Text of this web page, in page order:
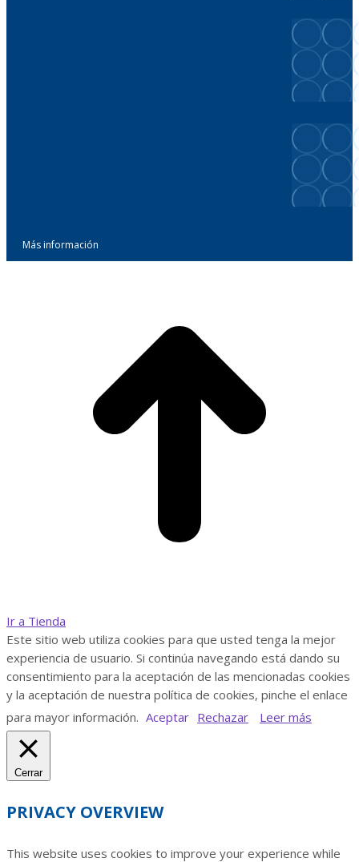
Más información
Ir a Tienda
Este sitio web utiliza cookies para que usted tenga la mejor
experiencia de usuario. Si continúa navegando está dando su
consentimiento para la aceptación de las mencionadas cookies
y la aceptación de nuestra política de cookies, pinche el enlace
para mayor información. Aceptar Rechazar Leer más
Cerrar
PRIVACY OVERVIEW
This website uses cookies to improve your experience while